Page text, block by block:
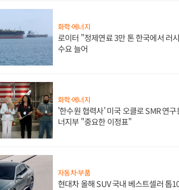
화학·에너지
로이터 "정제연료 3만 톤 한국에서 러
수요 늘어
화학·에너지
'한수원 협력사' 미국 오클로 SMR 연
너지부 "중요한 이정표"
자동차·부품
현대차 올해 SUV 국내 베스트셀러 톱